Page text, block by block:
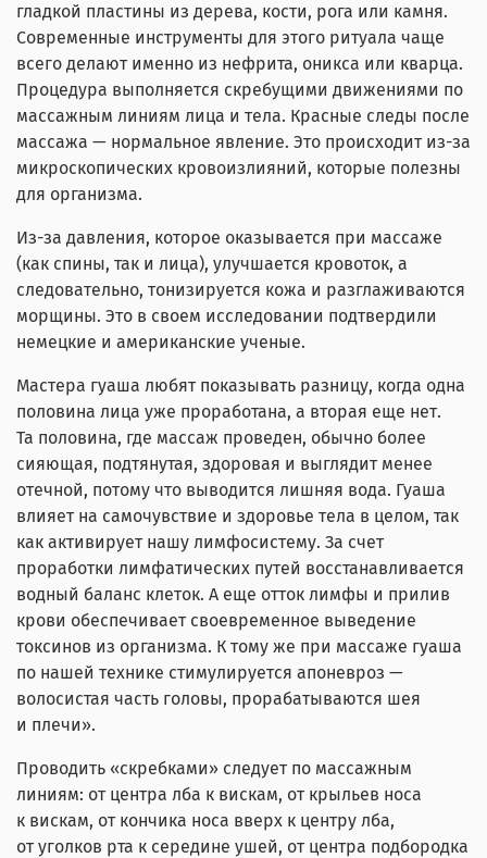
гладкой пластины из дерева, кости, рога или камня.
Современные инструменты для этого ритуала чаще
всего делают именно из нефрита, оникса или кварца.
Процедура выполняется скребущими движениями по
массажным линиям лица и тела. Красные следы после
массажа — нормальное явление. Это происходит из-за
микроскопических кровоизлияний, которые полезны
для организма.
Из-за давления, которое оказывается при массаже
(как спины, так и лица), улучшается кровоток, а
следовательно, тонизируется кожа и разглаживаются
морщины. Это в своем исследовании подтвердили
немецкие и американские ученые.
Мастера гуаша любят показывать разницу, когда одна
половина лица уже проработана, а вторая еще нет.
Та половина, где массаж проведен, обычно более
сияющая, подтянутая, здоровая и выглядит менее
отечной, потому что выводится лишняя вода. Гуаша
влияет на самочувствие и здоровье тела в целом, так
как активирует нашу лимфосистему. За счет
проработки лимфатических путей восстанавливается
водный баланс клеток. А еще отток лимфы и прилив
крови обеспечивает своевременное выведение
токсинов из организма. К тому же при массаже гуаша
по нашей технике стимулируется апоневроз —
волосистая часть головы, прорабатываются шея
и плечи».
Проводить «скребками» следует по массажным
линиям: от центра лба к вискам, от крыльев носа
к вискам, от кончика носа вверх к центру лба,
от уголков рта к середине ушей, от центра подбородка